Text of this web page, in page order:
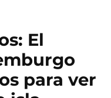
El
para ver